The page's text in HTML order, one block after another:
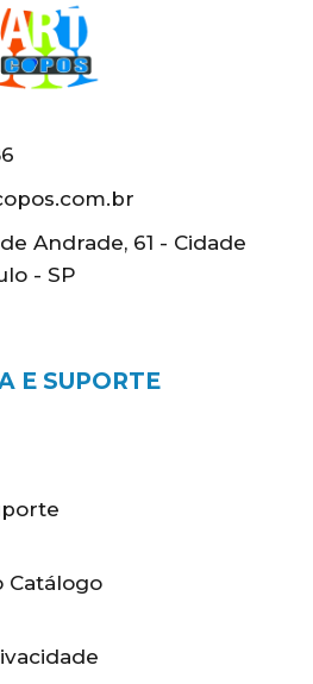
Andrade, 61 - Cidade
- SP
E SUPORTE
Catálogo